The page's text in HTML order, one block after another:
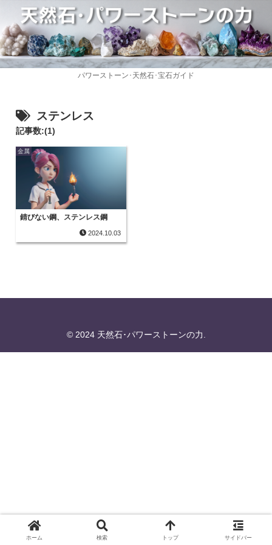
パワーストーン･天然石･宝石ガイド
ステンレス
記事数:(1)
金属
錆びない鋼、ステンレス鋼
2024.10.03
© 2024 天然石･パワーストーンの力.
ホーム 検索 トップ サイドバー